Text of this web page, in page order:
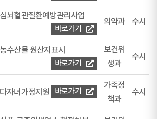
심뇌혈관질환예방관리사업
바로가기
의약과 수시
농수산물 원산지표시
바로가기
보건위
생과
수시
다자녀가정지원 바로가기
가족정
책과
수시